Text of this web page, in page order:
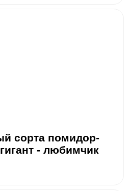
сорта помидор-
- любимчик